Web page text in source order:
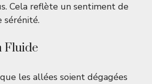
Cela reflète un sentiment de
sérénité.
Fluide
les allées soient dégagées